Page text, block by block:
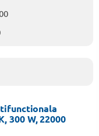
300 W, 22000